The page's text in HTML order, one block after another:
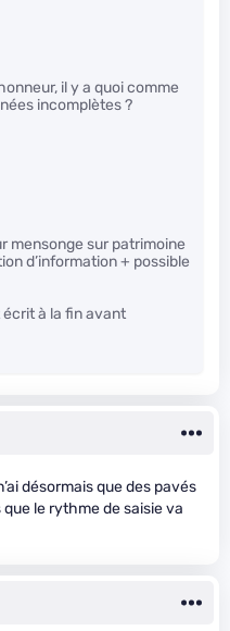
il y a quoi comme
incomplètes ?
mensonge sur patrimoine
d’information + possible
écrit à la fin avant
désormais que des pavés
le rythme de saisie va